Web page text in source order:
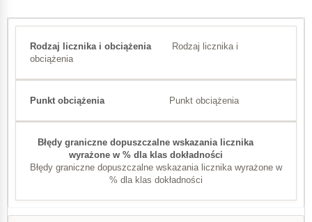
Rodzaj licznika i
obciążenia
Punkt obciążenia
Błędy graniczne dopuszczalne wskazania licznika wyrażone w
% dla klas dokładności